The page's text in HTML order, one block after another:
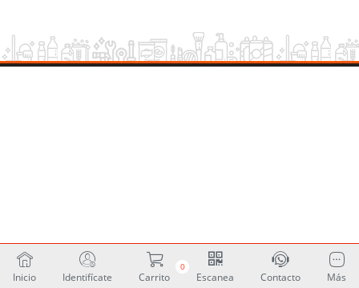
Inicio Identifícate
0
Carrito Escanea Contacto Más